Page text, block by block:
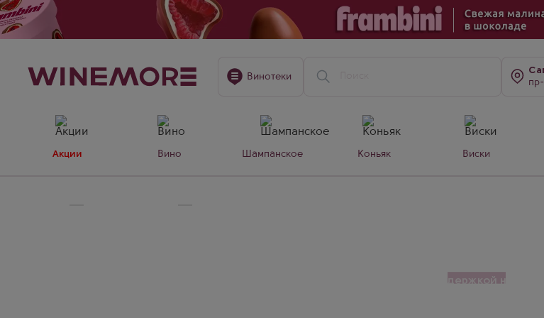
Винотеки
пр-
Акции Вино Шампанское Коньяк Виски
Коньяк 3 звезды "Командирский" – классический российский коньяк с выдержкой не